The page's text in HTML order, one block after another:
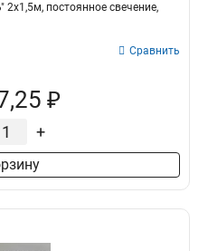
постоянное свечение,
Сравнить
₽
+